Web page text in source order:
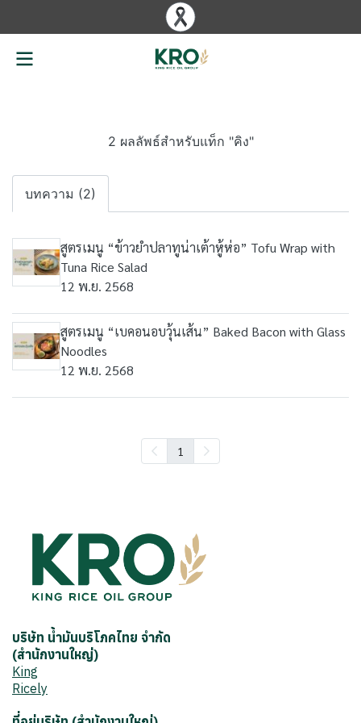
2 ผลลัพธ์สำหรับแท็ก "คิง"
บทความ (2)
สูตรเมนู “ข้าวยำปลาทูน่าเต้าหู้ห่อ” Tofu Wrap with
Tuna Rice Salad
12 พ.ย. 2568
สูตรเมนู “เบคอนอบวุ้นเส้น” Baked Bacon with Glass
Noodles
12 พ.ย. 2568
1
บริษัท น้ำมันบริโภคไทย จำกัด
(สำนักงานใหญ่)
King
Ricely